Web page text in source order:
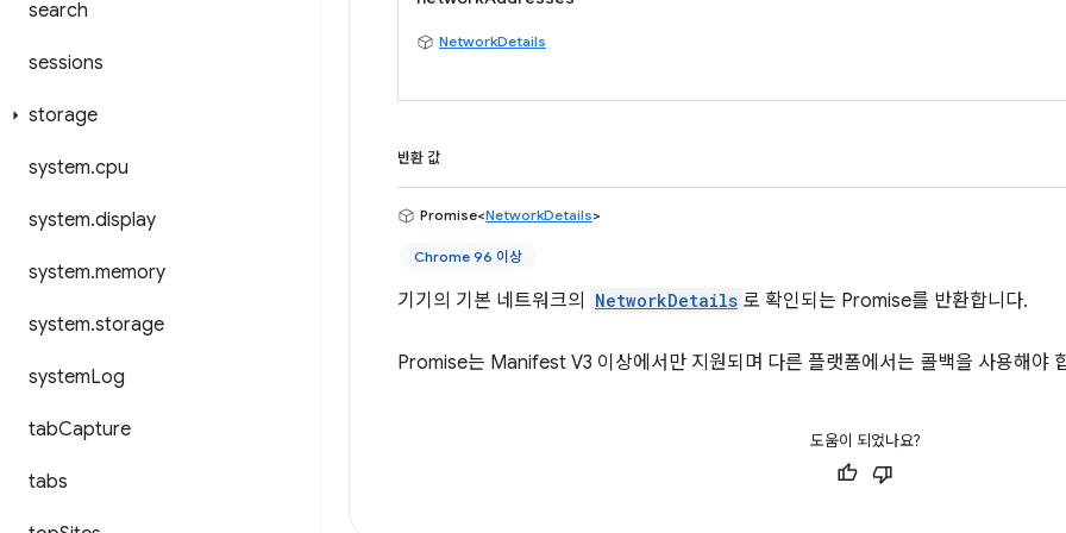
search
sessions
storage
system.cpu
system.display
system.memory
system.storage
systemLog
tabCapture
tabs
NetworkDetails
반환 값
Promise<NetworkDetails>
Chrome 96 이상
기기의 기본 네트워크의 NetworkDetails 로 확인되는 Promise를 반환합니다.
Promise는 Manifest V3 이상에서만 지원되며 다른 플랫폼에서는 콜백을 사용해야
도움이 되었나요?